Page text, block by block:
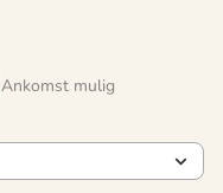
Ankomst mulig